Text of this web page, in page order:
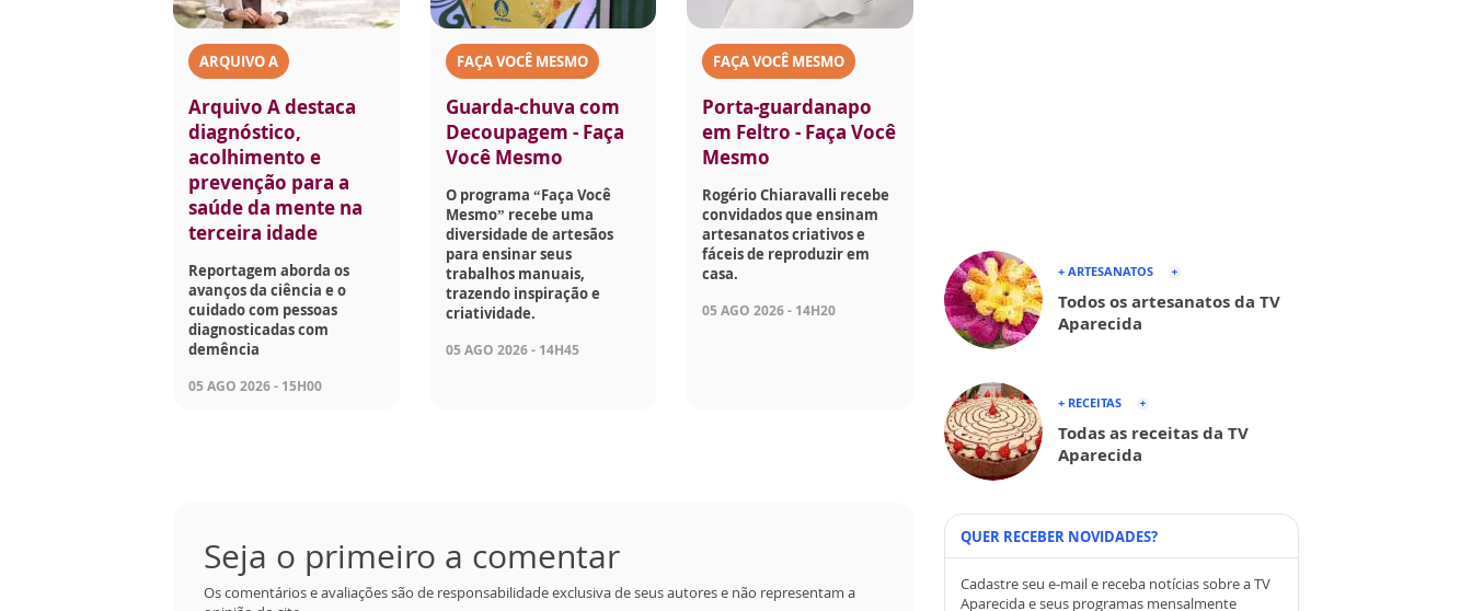
ARQUIVO A
Arquivo A destaca
diagnóstico,
acolhimento e
prevenção para a
saúde da mente na
terceira idade
Reportagem aborda os
avanços da ciência e o
cuidado com pessoas
diagnosticadas com
demência
05 AGO 2026 - 15H00
FAÇA VOCÊ MESMO
Guarda-chuva com
Decoupagem - Faça
Você Mesmo
O programa “Faça Você
Mesmo” recebe uma
diversidade de artesãos
para ensinar seus
trabalhos manuais,
trazendo inspiração e
criatividade.
05 AGO 2026 - 14H45
FAÇA VOCÊ MESMO
Porta-guardanapo
em Feltro - Faça Você
Mesmo
Rogério Chiaravalli recebe
convidados que ensinam
artesanatos criativos e
fáceis de reproduzir em
casa.
05 AGO 2026 - 14H20
Seja o primeiro a comentar
Os comentários e avaliações são de responsabilidade exclusiva de seus autores e não representam a
+ ARTESANATOS
Todos os artesanatos da TV
Aparecida
+ RECEITAS
Todas as receitas da TV
Aparecida
QUER RECEBER NOVIDADES?
Cadastre seu e-mail e receba notícias sobre a TV
Aparecida e seus programas mensalmente